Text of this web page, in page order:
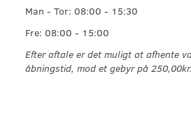
Man - Tor: 08:00 - 15:30
Fre: 08:00 - 15:00
Efter aftale er det muligt at afhente
åbningstid, mod et gebyr på 250,00kr.